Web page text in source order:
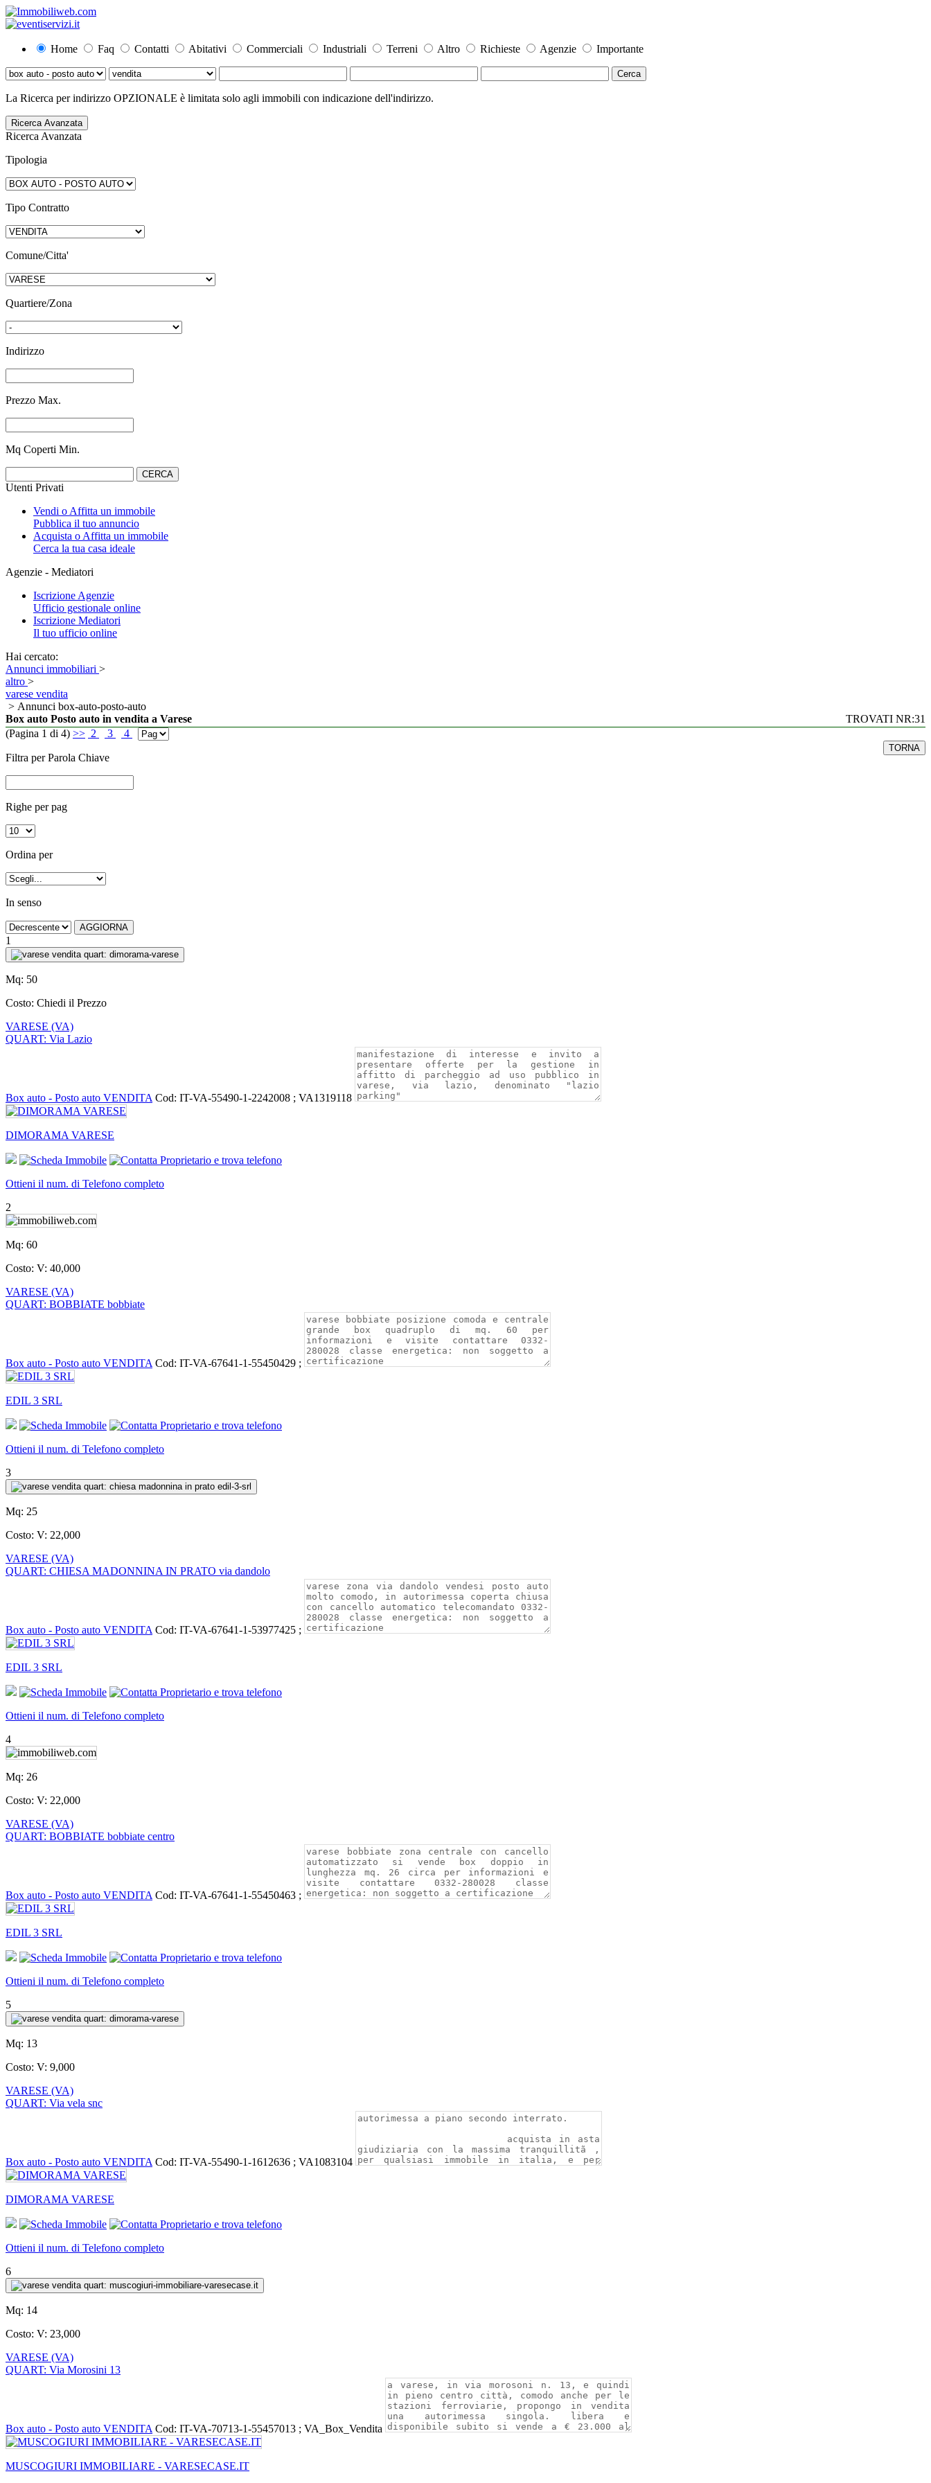
Home Faq Contatti Abitativi Commerciali Industriali Terreni Altro Richieste Agenzie Importante
La Ricerca per indirizzo OPZIONALE è limitata solo agli immobili con indicazione dell'indirizzo.
Ricerca Avanzata
Ricerca Avanzata
Tipologia
Tipo Contratto
Comune/Citta'
Quartiere/Zona
Indirizzo
Prezzo Max.
Mq Coperti Min.
Utenti Privati
Vendi o Affitta un immobile
Pubblica il tuo annuncio
Acquista o Affitta un immobile
Cerca la tua casa ideale
Agenzie - Mediatori
Iscrizione Agenzie
Ufficio gestionale online
Iscrizione Mediatori
Il tuo ufficio online
Hai cercato:
Annunci immobiliari >
altro >
varese vendita
> Annunci box-auto-posto-auto
Box auto Posto auto in vendita a Varese
TROVATI NR:31
(Pagina 1 di 4) >> 2 3 4
Filtra per Parola Chiave
Righe per pag
Ordina per
In senso
1
Mq: 50
Costo: Chiedi il Prezzo
VARESE (VA)
QUART: Via Lazio
Box auto - Posto auto VENDITA Cod: IT-VA-55490-1-2242008 ; VA1319118
DIMORAMA VARESE
Ottieni il num. di Telefono completo
2
Mq: 60
Costo: V: 40,000
VARESE (VA)
QUART: BOBBIATE bobbiate
Box auto - Posto auto VENDITA Cod: IT-VA-67641-1-55450429 ;
EDIL 3 SRL
Ottieni il num. di Telefono completo
3
Mq: 25
Costo: V: 22,000
VARESE (VA)
QUART: CHIESA MADONNINA IN PRATO via dandolo
Box auto - Posto auto VENDITA Cod: IT-VA-67641-1-53977425 ;
EDIL 3 SRL
Ottieni il num. di Telefono completo
4
Mq: 26
Costo: V: 22,000
VARESE (VA)
QUART: BOBBIATE bobbiate centro
Box auto - Posto auto VENDITA Cod: IT-VA-67641-1-55450463 ;
EDIL 3 SRL
Ottieni il num. di Telefono completo
5
Mq: 13
Costo: V: 9,000
VARESE (VA)
QUART: Via vela snc
Box auto - Posto auto VENDITA Cod: IT-VA-55490-1-1612636 ; VA1083104
DIMORAMA VARESE
Ottieni il num. di Telefono completo
6
Mq: 14
Costo: V: 23,000
VARESE (VA)
QUART: Via Morosini 13
Box auto - Posto auto VENDITA Cod: IT-VA-70713-1-55457013 ; VA_Box_Vendita
MUSCOGIURI IMMOBILIARE - VARESECASE.IT